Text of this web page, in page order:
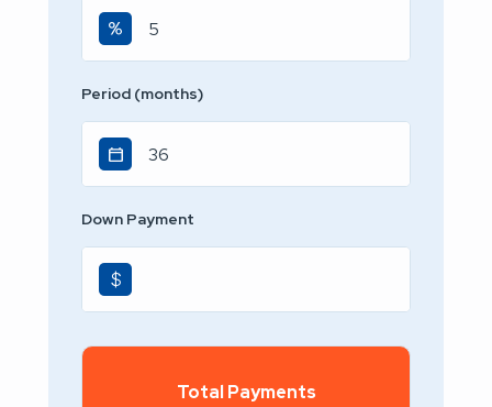
Period (months)
Down Payment
$
Total Payments